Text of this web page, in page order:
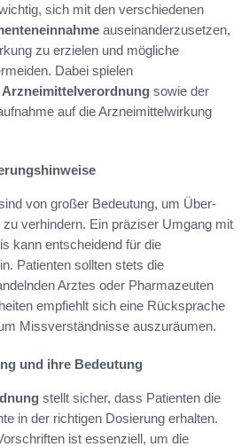
sich mit den verschiedenen
auseinanderzusetzen,
zu erzielen und mögliche
Dabei spielen
Arzneimittelverordnung sowie der
auf die Arzneimittelwirkung
von großer Bedeutung, um Über-
verhindern. Ein präziser Umgang mit
kann entscheidend für die
Patienten sollten stets die
Arztes oder Pharmazeuten
empfiehlt sich eine Rücksprache
Missverständnisse auszuräumen.
und ihre Bedeutung
stellt sicher, dass Patienten die
in der richtigen Dosierung erhalten.
ist essenziell, um die